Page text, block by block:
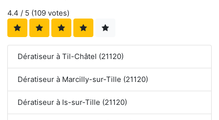
4.4 / 5 (109 votes)
Dératiseur à Til-Châtel (21120)
Dératiseur à Marcilly-sur-Tille (21120)
Dératiseur à Is-sur-Tille (21120)